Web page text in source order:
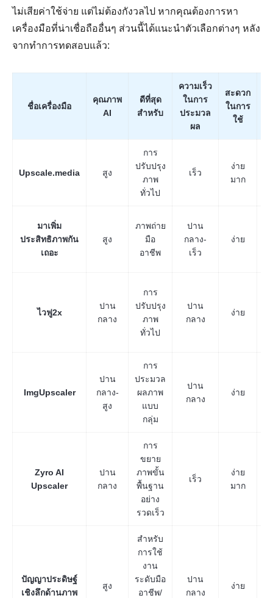
4
ไม่เสียค่าใช้จ่าย แต่ไม่ต้องกังวลไป หากคุณต้องการหา
เครื่องมือที่น่าเชื่อถืออื่นๆ ส่วนนี้ได้แนะนำตัวเลือกต่างๆ หลัง
จากทำการทดสอบแล้ว:
ชื่อเครื่องมือ
คุณภาพ
AI
ดีที่สุด
สำหรับ
ความเร็ว
ในการ
ประมวล
ผล
สะดวก
ในการ
ใช้
Upscale.media สูง
การ
ปรับปรุง
ภาพ
ทั่วไป
เร็ว
ง่าย
มาก
มาเพิ่ม
ประสิทธิภาพกัน
เถอะ
สูง
ภาพถ่าย
มือ
อาชีพ
ปาน
กลาง-
เร็ว
ง่าย
ไวฟู2x
ปาน
กลาง
การ
ปรับปรุง
ภาพ
ทั่วไป
ปาน
กลาง
ง่าย
ImgUpscaler
ปาน
กลาง-
สูง
การ
ประมวล
ผลภาพ
แบบ
กลุ่ม
ปาน
กลาง
ง่าย
Zyro AI
Upscaler
ปาน
กลาง
การ
ขยาย
ภาพขั้น
พื้นฐาน
อย่าง
รวดเร็ว
เร็ว
ง่าย
มาก
ปัญญาประดิษฐ์
เชิงลึกด้านภาพ
สูง
สำหรับ
การใช้
งาน
ระดับมือ
อาชีพ/
ปาน
กลาง
ง่าย